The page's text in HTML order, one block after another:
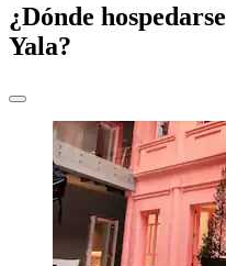
¿Dónde
Yala?